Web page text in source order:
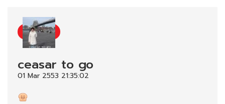
ceasar to go
01 Mar 2553 21:35:02